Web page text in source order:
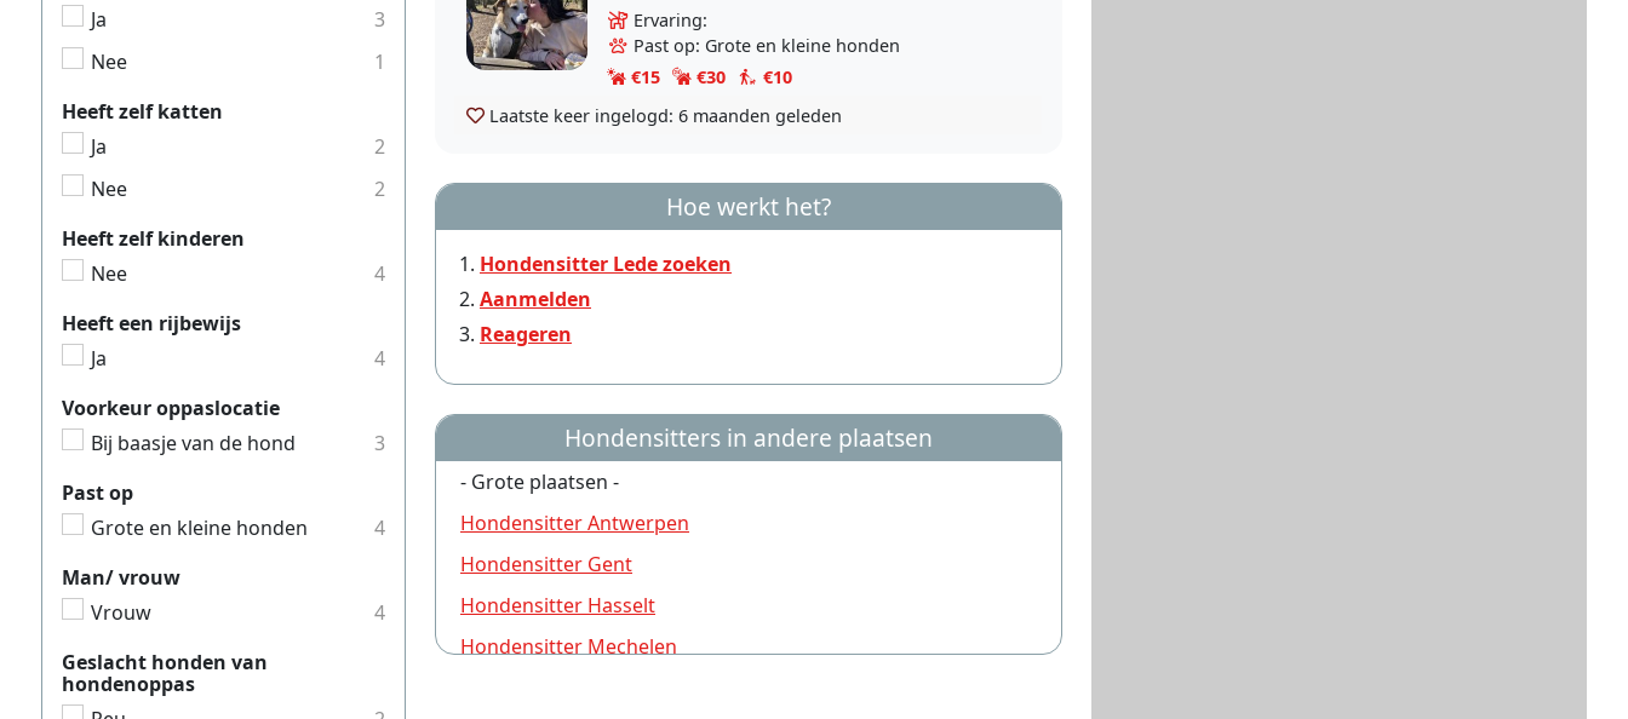
honden en heb al 7 jaar een adoptiehond uit
Roemenië, dus ik weet..
Ervaring:
Past op: Grote en kleine honden
€15
€30
€10
Laatste keer ingelogd: 6 maanden geleden
Hoe werkt het?
Hondensitter Lede zoeken
Aanmelden
Reageren
Hondensitters in andere plaatsen
- Grote plaatsen -
Hondensitter Antwerpen
Hondensitter Gent
Hondensitter Hasselt
Hondensitter Mechelen
Ja
3
Nee
1
Heeft zelf katten
Ja
2
Nee
2
Heeft zelf kinderen
Nee
4
Heeft een rijbewijs
Ja
4
Voorkeur oppaslocatie
Bij baasje van de hond
3
Past op
Grote en kleine honden
4
Man/ vrouw
Vrouw
4
Geslacht honden van
hondenoppas